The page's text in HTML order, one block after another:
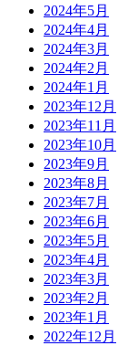
2024年5月
2024年4月
2024年3月
2024年2月
2024年1月
2023年12月
2023年11月
2023年10月
2023年9月
2023年8月
2023年7月
2023年6月
2023年5月
2023年4月
2023年3月
2023年2月
2023年1月
2022年12月